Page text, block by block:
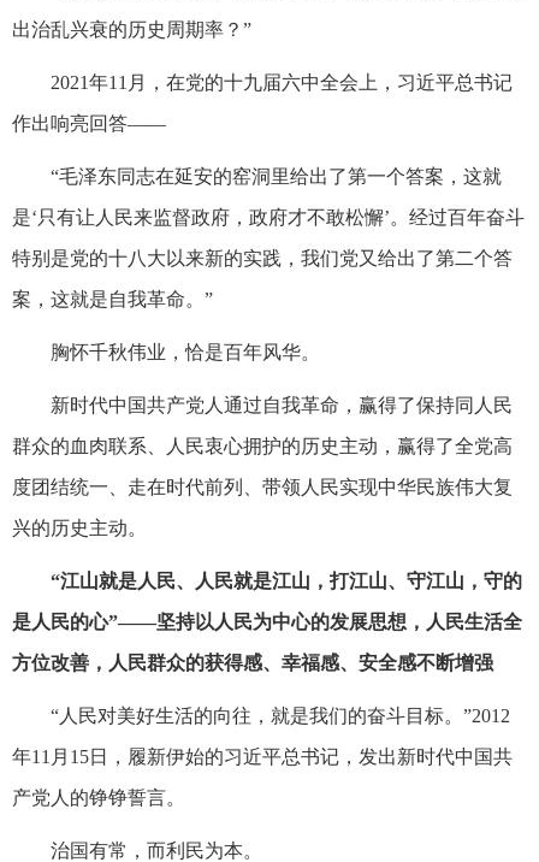
出治乱兴衰的历史周期率？”
2021年11月，在党的十九届六中全会上，习近平总书记
作出响亮回答——
“毛泽东同志在延安的窑洞里给出了第一个答案，这就
是‘只有让人民来监督政府，政府才不敢松懈’。经过百年奋斗
特别是党的十八大以来新的实践，我们党又给出了第二个答
案，这就是自我革命。”
胸怀千秋伟业，恰是百年风华。
新时代中国共产党人通过自我革命，赢得了保持同人民
群众的血肉联系、人民衷心拥护的历史主动，赢得了全党高
度团结统一、走在时代前列、带领人民实现中华民族伟大复
兴的历史主动。
“江山就是人民、人民就是江山，打江山、守江山，守的
是人民的心”——坚持以人民为中心的发展思想，人民生活全
方位改善，人民群众的获得感、幸福感、安全感不断增强
“人民对美好生活的向往，就是我们的奋斗目标。”2012
年11月15日，履新伊始的习近平总书记，发出新时代中国共
产党人的铮铮誓言。
治国有常，而利民为本。